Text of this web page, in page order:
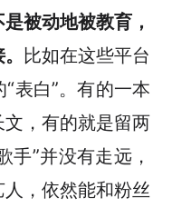
被动地被教育，
比如在这些平台
表白”。有的一本
，有的就是留两
手”并没有走远，
，依然能和粉丝